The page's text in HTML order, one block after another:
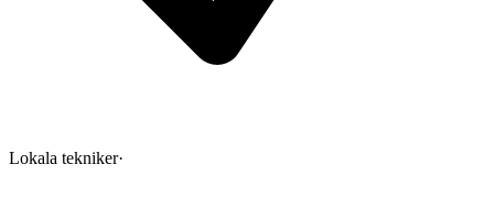
Lokala tekniker·